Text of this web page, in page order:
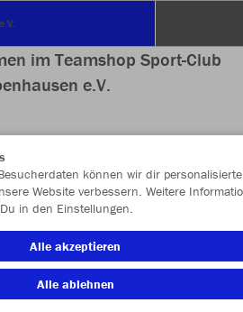
im Teamshop Sport-Club
e.V.
Farbe können wir dir personalisierte
Website verbessern. Weitere
in den Einstellungen.
Alle akzeptieren
Alle ablehnen